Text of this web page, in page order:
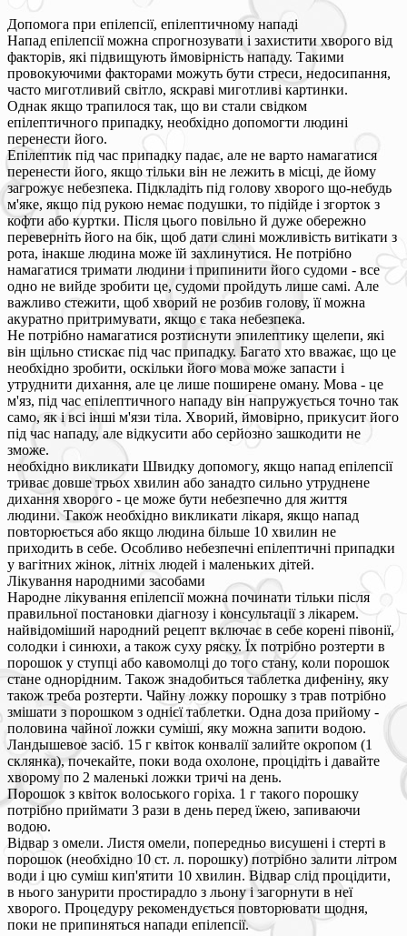
Допомога при епілепсії, епілептичному нападі
Напад епілепсії можна спрогнозувати і захистити хворого від
факторів, які підвищують ймовірність нападу. Такими
провокуючими факторами можуть бути стреси, недосипання,
часто миготливий світло, яскраві миготливі картинки.
Однак якщо трапилося так, що ви стали свідком
епілептичного припадку, необхідно допомогти людині
перенести його.
Епілептик під час припадку падає, але не варто намагатися
перенести його, якщо тільки він не лежить в місці, де йому
загрожує небезпека. Підкладіть під голову хворого що-небудь
м'яке, якщо під рукою немає подушки, то підійде і згорток з
кофти або куртки. Після цього повільно й дуже обережно
переверніть його на бік, щоб дати слині можливість витікати з
рота, інакше людина може їй захлинутися. Не потрібно
намагатися тримати людини і припинити його судоми - все
одно не вийде зробити це, судоми пройдуть лише самі. Але
важливо стежити, щоб хворий не розбив голову, її можна
акуратно притримувати, якщо є така небезпека.
Не потрібно намагатися розтиснути эпилептику щелепи, які
він щільно стискає під час припадку. Багато хто вважає, що це
необхідно зробити, оскільки його мова може запасти і
утруднити дихання, але це лише поширене оману. Мова - це
м'яз, під час епілептичного нападу він напружується точно так
само, як і всі інші м'язи тіла. Хворий, ймовірно, прикусит його
під час нападу, але відкусити або серйозно зашкодити не
зможе.
необхідно викликати Швидку допомогу, якщо напад епілепсії
триває довше трьох хвилин або занадто сильно утруднене
дихання хворого - це може бути небезпечно для життя
людини. Також необхідно викликати лікаря, якщо напад
повторюється або якщо людина більше 10 хвилин не
приходить в себе. Особливо небезпечні епілептичні припадки
у вагітних жінок, літніх людей і маленьких дітей.
Лікування народними засобами
Народне лікування епілепсії можна починати тільки після
правильної постановки діагнозу і консультації з лікарем.
найвідоміший народний рецепт включає в себе корені півонії,
солодки і синюхи, а також суху ряску. Їх потрібно розтерти в
порошок у ступці або кавомолці до того стану, коли порошок
стане однорідним. Також знадобиться таблетка дифеніну, яку
також треба розтерти. Чайну ложку порошку з трав потрібно
змішати з порошком з однієї таблетки. Одна доза прийому -
половина чайної ложки суміші, яку можна запити водою.
Ландышевое засіб. 15 г квіток конвалії залийте окропом (1
склянка), почекайте, поки вода охолоне, процідіть і давайте
хворому по 2 маленькі ложки тричі на день.
Порошок з квіток волоського горіха. 1 г такого порошку
потрібно приймати 3 рази в день перед їжею, запиваючи
водою.
Відвар з омели. Листя омели, попередньо висушені і стерті в
порошок (необхідно 10 ст. л. порошку) потрібно залити літром
води і цю суміш кип'ятити 10 хвилин. Відвар слід процідити,
в нього занурити простирадло з льону і загорнути в неї
хворого. Процедуру рекомендується повторювати щодня,
поки не припиняться напади епілепсії.